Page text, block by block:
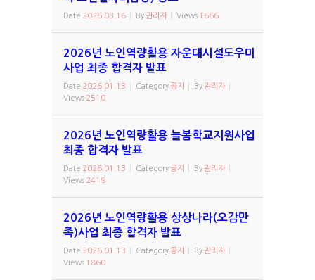
Date 2026.03.16 By 관리자 Views 1666
2026년 노인역량활용 자운대시설도우미
사업 최종 합격자 발표
Date 2026.01.13 Category공지 By 관리자
Views 2510
2026년 노인역량활용 늘봄학교지원사업
최종 합격자 발표
Date 2026.01.13 Category공지 By 관리자
Views 2419
2026년 노인역량활용 상상나라(오감만
족)사업 최종 합격자 발표
Date 2026.01.13 Category공지 By 관리자
Views 1860